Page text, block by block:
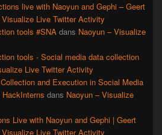
live with Naoyun and Gephi – Geert
Visualize Live Twitter Activity
tools #SNA dans Naoyun – Visualize
tools - Social media data collection
Live Twitter Activity
and Execution in Social Media
dans Naoyun – Visualize
Live with Naoyun and Gephi | Geert
Visualize Live Twitter Activity